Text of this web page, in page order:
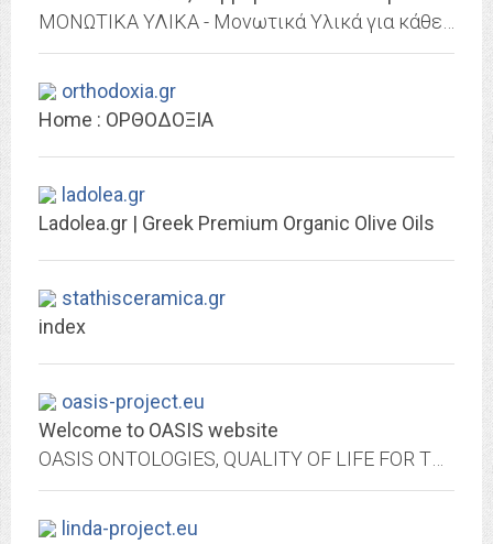
orthodoxia.gr
Home : ΟΡΘΟΔΟΞΙΑ
ladolea.gr
Ladolea.gr | Greek Premium Organic Olive Oils
stathisceramica.gr
index
oasis-project.eu
Welcome to OASIS website
linda-project.eu